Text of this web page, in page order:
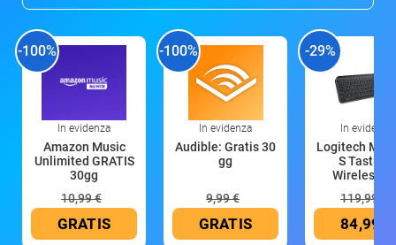
-100%
In evidenza
Amazon Music
Unlimited GRATIS
30gg
10,99 €
GRATIS
-100%
In evidenza
Audible: Gratis 30
gg
9,99 €
GRATIS
-29%
In evidenza
Logitech MX
S Tastiera
Wireless
119,99 €
84,99 €